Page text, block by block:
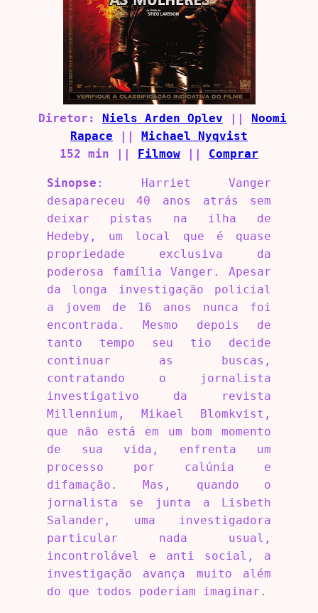
Diretor: Niels Arden Oplev
Noomi
Rapace
Michael Nyqvist
152 min ||
Filmow Comprar
Sinopse : Harriet Vanger
desapareceu 40 anos atrás sem
deixar pistas na ilha de
Hedeby, um local que é quase
propriedade exclusiva da
poderosa família Vanger. Apesar
da longa investigação policial
a jovem de 16 anos nunca foi
encontrada. Mesmo depois de
tanto tempo seu tio decide
continuar as buscas,
contratando o jornalista
investigativo da revista
Millennium, Mikael Blomkvist,
que não está em um bom momento
de sua vida, enfrenta um
processo por calúnia e
difamação. Mas, quando o
jornalista se junta a Lisbeth
Salander, uma investigadora
particular nada usual,
incontrolável e anti social, a
investigação avança muito além
do que todos poderiam imaginar.